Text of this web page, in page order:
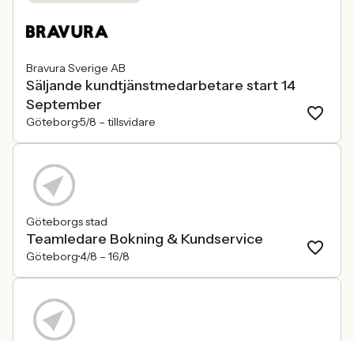
Bravura Sverige AB
Säljande kundtjänstmedarbetare start 14
September
Göteborg5/8 – tillsvidare
Göteborgs stad
Teamledare Bokning & Kundservice
Göteborg4/8 – 16/8